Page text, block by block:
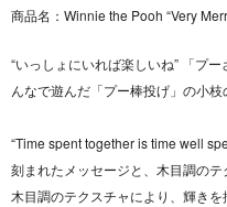
商品名： Winnie the Pooh “Very
“いっしょにいれば楽しいね” 「プ
んなで遊んだ「プー棒投げ」の小
“Time spent together is time well
刻まれたメッセージと、木目調のテ
木目調のテクスチャにより、輝きを